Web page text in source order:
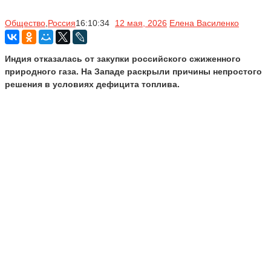
Общество Россия16:10:34 12 мая, 2026 Елена Василенко
Индия отказалась от закупки российского сжиженного
природного газа. На Западе раскрыли причины непростого
решения в условиях дефицита топлива.